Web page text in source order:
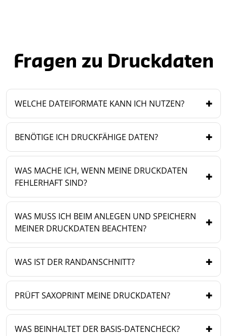
Fragen zu Druckdaten
WELCHE DATEIFORMATE KANN ICH NUTZEN?
BENÖTIGE ICH DRUCKFÄHIGE DATEN?
WAS MACHE ICH, WENN MEINE DRUCKDATEN
FEHLERHAFT SIND?
WAS MUSS ICH BEIM ANLEGEN UND SPEICHERN
MEINER DRUCKDATEN BEACHTEN?
WAS IST DER RANDANSCHNITT?
PRÜFT SAXOPRINT MEINE DRUCKDATEN?
WAS BEINHALTET DER BASIS-DATENCHECK?